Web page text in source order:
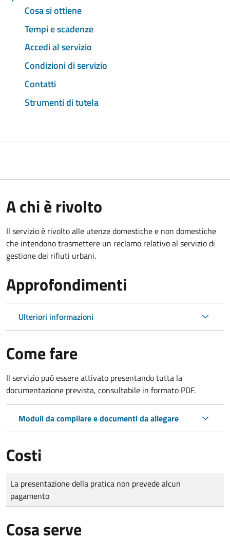
Cosa si ottiene
Tempi e scadenze
Accedi al servizio
Condizioni di servizio
Contatti
Strumenti di tutela
A chi è rivolto
Il servizio è rivolto alle utenze domestiche e non domestiche
che intendono trasmettere un reclamo relativo al servizio di
gestione dei rifiuti urbani.
Approfondimenti
Ulteriori informazioni
Come fare
Il servizio può essere attivato presentando tutta la
documentazione prevista, consultabile in formato PDF.
Moduli da compilare e documenti da allegare
Costi
Tipo di pagamento
Importo
La presentazione della pratica non prevede alcun
pagamento
Cosa serve